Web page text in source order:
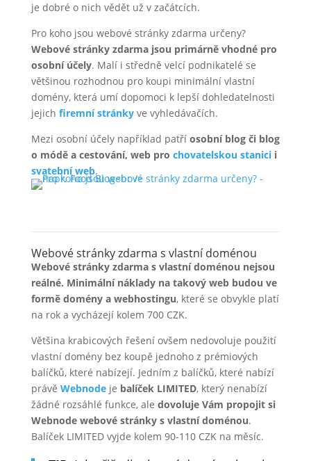
je dobré o nich vědět už v začátcích.
Pro koho jsou webové stránky zdarma určeny?
Webové stránky zdarma jsou primárně vhodné pro
osobní účely. Malí i středně velcí podnikatelé se
většinou rozhodnou pro koupi minimální vlastní
domény, která umí dopomoci k lepší dohledatelnosti
jejich firemní stránky ve vyhledávačích.
Mezi osobní účely například patří osobní blog či blog
o módě a cestování, web pro chovatelskou stanicii
svatební web.
Webové stránky zdarma s vlastní doménou
Webové stránky zdarma s vlastní doménou nejsou
reálné. Minimální náklady na takový web budou ve
formě domény a webhostingu, které se obvykle platí
na rok a vycházejí kolem 700 CZK.
Většina krabicových řešení ovšem nedovoluje použití
vlastní domény bez koupě jednoho z prémiových
balíčků, které nabízejí. Jedním z balíčků, které nabízí
právě Webnodeje balíček LIMITED, který nenabízí
žádné rozsáhlé funkce, ale dovoluje Vám propojit si
Webnode webové stránky s vlastní doménou.
Balíček LIMITED vyjde kolem 90-110 CZK na měsíc.